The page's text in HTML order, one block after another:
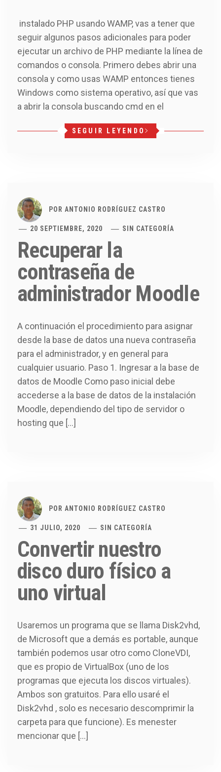
instalado PHP usando WAMP, vas a tener que
seguir algunos pasos adicionales para poder
ejecutar un archivo de PHP mediante la línea de
comandos o consola. Primero debes abrir una
consola y como usas WAMP entonces tienes
Windows como sistema operativo, así que vas
a abrir la consola buscando cmd en el
SEGUIR LEYENDO
POR ANTONIO RODRÍGUEZ CASTRO
20 SEPTIEMBRE, 2020 SIN CATEGORÍA
Recuperar la
contraseña de
administrador Moodle
A continuación el procedimiento para asignar
desde la base de datos una nueva contraseña
para el administrador, y en general para
cualquier usuario. Paso 1. Ingresar a la base de
datos de Moodle Como paso inicial debe
accederse a la base de datos de la instalación
Moodle, dependiendo del tipo de servidor o
hosting que […]
POR ANTONIO RODRÍGUEZ CASTRO
31 JULIO, 2020 SIN CATEGORÍA
Convertir nuestro
disco duro físico a
uno virtual
Usaremos un programa que se llama Disk2vhd,
de Microsoft que a demás es portable, aunque
también podemos usar otro como CloneVDI,
que es propio de VirtualBox (uno de los
programas que ejecuta los discos virtuales).
Ambos son gratuitos. Para ello usaré el
Disk2vhd , solo es necesario descomprimir la
carpeta para que funcione). Es menester
mencionar que […]